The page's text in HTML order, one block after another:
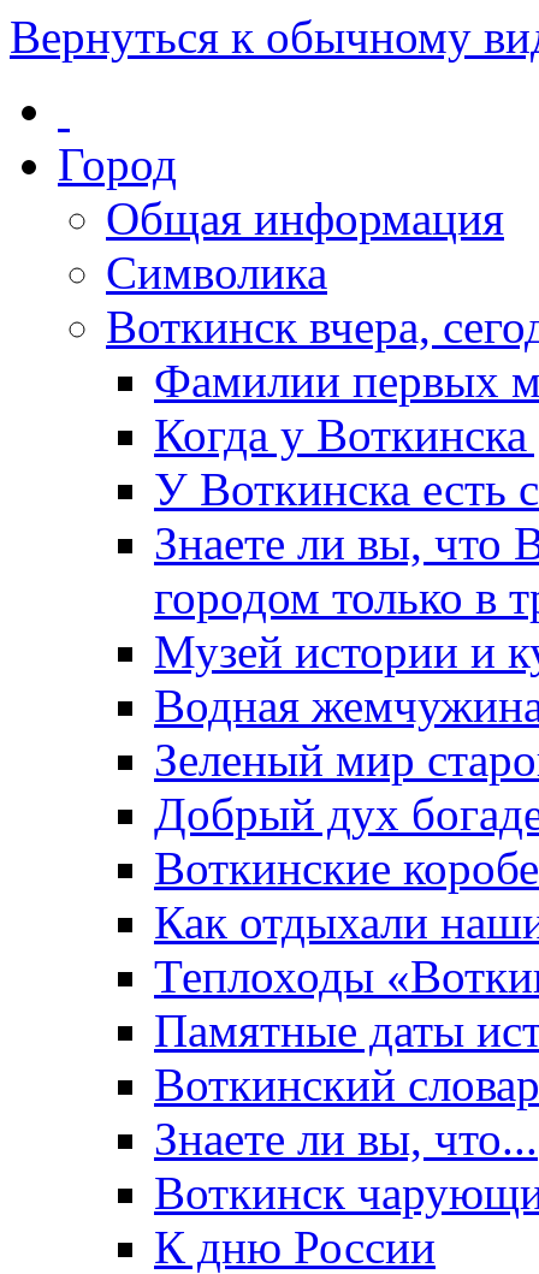
Вернуться к обычному
Город
Общая информация
Символика
Воткинск вчера,
Фамилии первых
Когда у
У Воткинска есть
Знаете ли вы, что
городом только в
Музей истории и
Водная
Зеленый мир
Добрый дух
Воткинские
Как отдыхали
Теплоходы
Памятные даты
Воткинский
Знаете ли вы, что...
Воткинск
К дню России